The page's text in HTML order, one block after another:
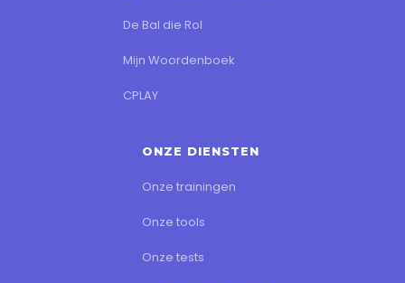
De Bal die Rol
Mijn Woordenboek
CPLAY
ONZE DIENSTEN
Onze trainingen
Onze tools
Onze tests